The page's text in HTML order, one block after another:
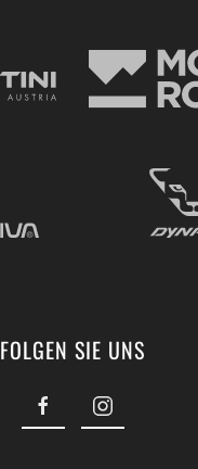
FOLGEN SIE UNS